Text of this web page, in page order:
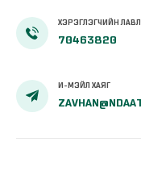
ХЭРЭГЛЭГЧИЙН
70463820
И-МЭЙЛ ХАЯГ